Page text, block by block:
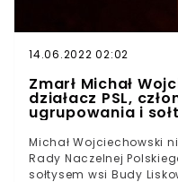
14.06.2022 02:02
Zmarł Michał
działacz PSL,
ugrupowania i
Michał Wojciechowski
Rady Naczelnej
sołtysem wsi Budy